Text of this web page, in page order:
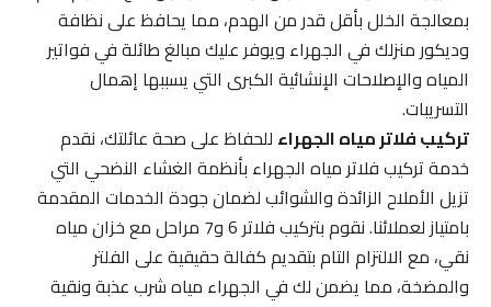
بمعالجة الخلل بأقل قدر من الهدم، مما يحافظ على نظافة
وديكور منزلك في الجهراء ويوفر عليك مبالغ طائلة في فواتير
المياه والإصلاحات الإنشائية الكبرى التي يسببها إهمال
التسريبات.
تركيب فلاتر مياه الجهراءللحفاظ على صحة عائلتك، نقدم
خدمة تركيب فلاتر مياه الجهراء بأنظمة الغشاء النضحي التي
تزيل الأملاح الزائدة والشوائب لضمان جودة الخدمات المقدمة
بامتياز لعملائنا. نقوم بتركيب فلاتر 6 و7 مراحل مع خزان مياه
نقي، مع الالتزام التام بتقديم كفالة حقيقية على الفلتر
والمضخة، مما يضمن لك في الجهراء مياه شرب عذبة ونقية